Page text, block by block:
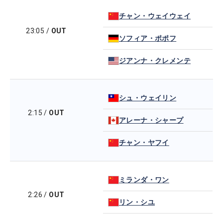
23:05 / OUT
チャン・ウェイウェイ
ソフィア・ポポフ
ジアンナ・クレメンテ
2:15 / OUT
シュ・ウェイリン
アレーナ・シャープ
チャン・ヤフイ
2:26 / OUT
ミランダ・ワン
リン・シユ